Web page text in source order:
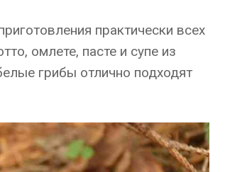
практически всех
омлете, пасте и супе из
грибы отлично подходят